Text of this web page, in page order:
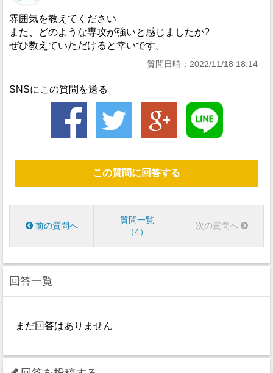
雰囲気を教えてください
また、どのような専攻が強いと感じましたか?
ぜひ教えていただけると幸いです。
質問日時：2022/11/18 18:14
SNSにこの質問を送る
この質問に回答する
前の質問へ
質問一覧
4
次の質問へ
回答一覧
まだ回答はありません